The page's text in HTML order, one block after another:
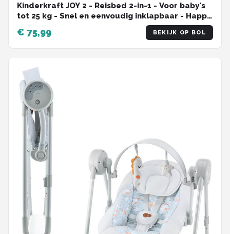
Kinderkraft JOY 2 - Reisbed 2-in-1 - Voor baby's
tot 25 kg - Snel en eenvoudig inklapbaar - Happy
€ 75,99 BEKIJK OP BOL